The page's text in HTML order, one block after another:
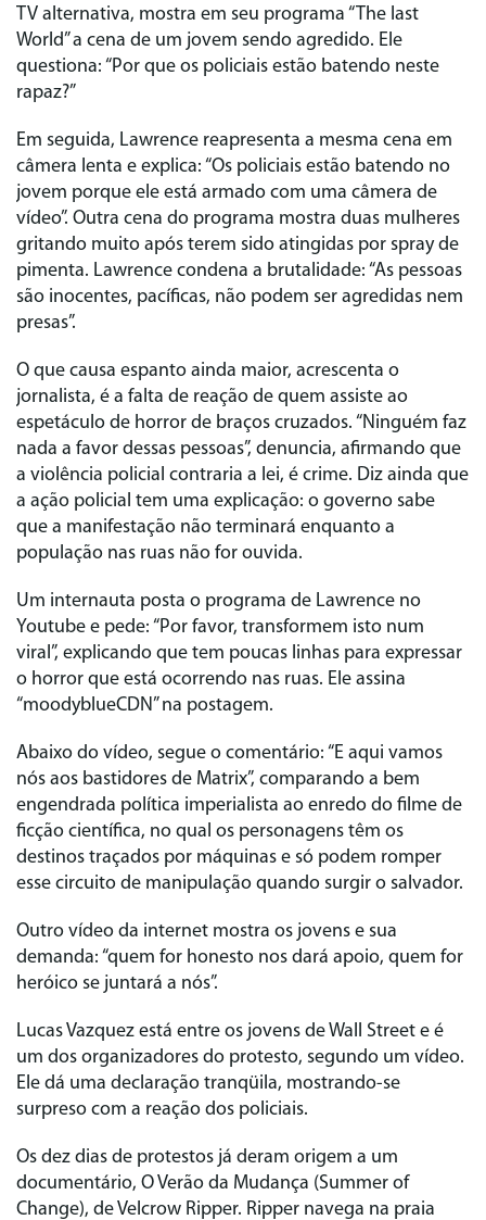
TV alternativa, mostra em seu programa “The last
World” a cena de um jovem sendo agredido. Ele
questiona: “Por que os policiais estão batendo neste
rapaz?”
Em seguida, Lawrence reapresenta a mesma cena em
câmera lenta e explica: “Os policiais estão batendo no
jovem porque ele está armado com uma câmera de
vídeo”. Outra cena do programa mostra duas mulheres
gritando muito após terem sido atingidas por spray de
pimenta. Lawrence condena a brutalidade: “As pessoas
são inocentes, pacíficas, não podem ser agredidas nem
presas”.
O que causa espanto ainda maior, acrescenta o
jornalista, é a falta de reação de quem assiste ao
espetáculo de horror de braços cruzados. “Ninguém faz
nada a favor dessas pessoas”, denuncia, afirmando que
a violência policial contraria a lei, é crime. Diz ainda que
a ação policial tem uma explicação: o governo sabe
que a manifestação não terminará enquanto a
população nas ruas não for ouvida.
Um internauta posta o programa de Lawrence no
Youtube e pede: “Por favor, transformem isto num
viral”, explicando que tem poucas linhas para expressar
o horror que está ocorrendo nas ruas. Ele assina
“moodyblueCDN” na postagem.
Abaixo do vídeo, segue o comentário: “E aqui vamos
nós aos bastidores de Matrix”, comparando a bem
engendrada política imperialista ao enredo do filme de
ficção científica, no qual os personagens têm os
destinos traçados por máquinas e só podem romper
esse circuito de manipulação quando surgir o salvador.
Outro vídeo da internet mostra os jovens e sua
demanda: “quem for honesto nos dará apoio, quem for
heróico se juntará a nós”.
Lucas Vazquez está entre os jovens de Wall Street e é
um dos organizadores do protesto, segundo um vídeo.
Ele dá uma declaração tranqüila, mostrando-se
surpreso com a reação dos policiais.
Os dez dias de protestos já deram origem a um
documentário, O Verão da Mudança (Summer of
Change), de Velcrow Ripper. Ripper navega na praia